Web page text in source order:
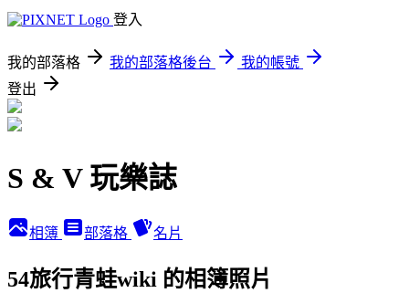
登入
我的部落格 我的部落格後台
我的帳號
登出
S & V 玩樂誌
相簿 部落格 名片
54旅行青蛙wiki 的相簿照片